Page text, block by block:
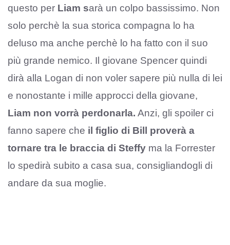
questo per Liam sarà un colpo bassissimo. Non
solo perchè la sua storica compagna lo ha
deluso ma anche perchè lo ha fatto con il suo
più grande nemico. Il giovane Spencer quindi
dirà alla Logan di non voler sapere più nulla di lei
e nonostante i mille approcci della giovane,
Liam non vorrà perdonarla. Anzi, gli spoiler ci
fanno sapere che il figlio di Bill proverà a
tornare tra le braccia di Steffy ma la Forrester
lo spedirà subito a casa sua, consigliandogli di
andare da sua moglie.